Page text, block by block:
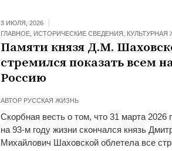
3 ИЮЛЯ, 2026
ГЛАВНОЕ, ИСТОРИЧЕСКИЕ СВЕДЕНИЯ КУЛЬТУРНАЯ
Памяти князя Д.М.
стремился показать всем
Россию
АВТОР РУССКАЯ ЖИЗНЬ
Скорбная весть о том, что 31 марта 2026
на 93-м году жизни скончался князь
Михайлович Шаховской облетела все